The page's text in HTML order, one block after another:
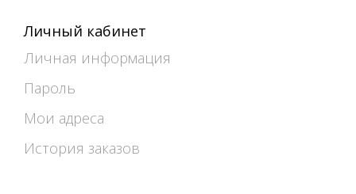
Личный кабинет
Личная информация
Пароль
Мои адреса
История заказов